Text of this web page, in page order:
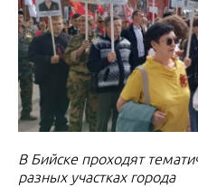
В Бийске проходят
разных участках города